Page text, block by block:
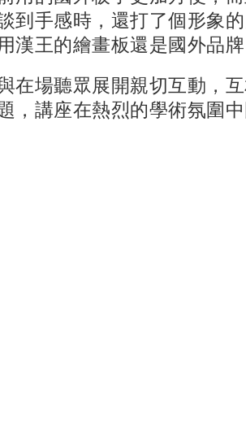
到手感時，還打了個形象
漢王的繪畫板還是國外品
在場聽眾展開親切互動，
，講座在熱烈的學術氛圍